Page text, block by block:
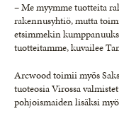
– Me myymme tuotteita
rakennusyhtiö, mutta
etsimmekin
tuotteitamme, kuvailee
Arcwood toimii myös
tuoteosia Virossa
pohjoismaiden lisäksi